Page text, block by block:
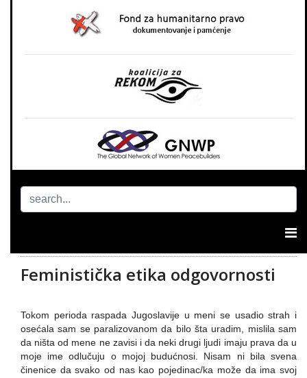
Feministička etika odgovornosti
Tokom perioda raspada Jugoslavije u meni se usadio strah i
osećala sam se paralizovanom da bilo šta uradim, mislila sam
da ništa od mene ne zavisi i da neki drugi ljudi imaju prava da u
moje ime odlučuju o mojoj budućnosi. Nisam ni bila svena
činenice da svako od nas kao pojedinac/ka može da ima svoj